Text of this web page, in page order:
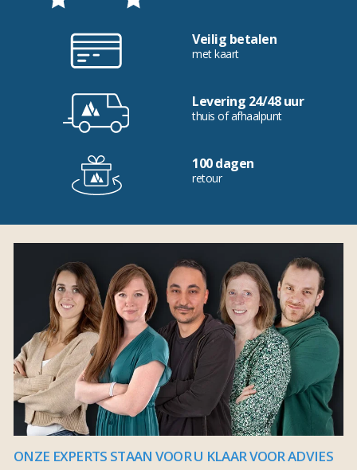
Veilig betalen
met kaart
Levering 24/48 uur
thuis of afhaalpunt
100 dagen
retour
ONZE EXPERTS STAAN VOOR U KLAAR VOOR ADVIES